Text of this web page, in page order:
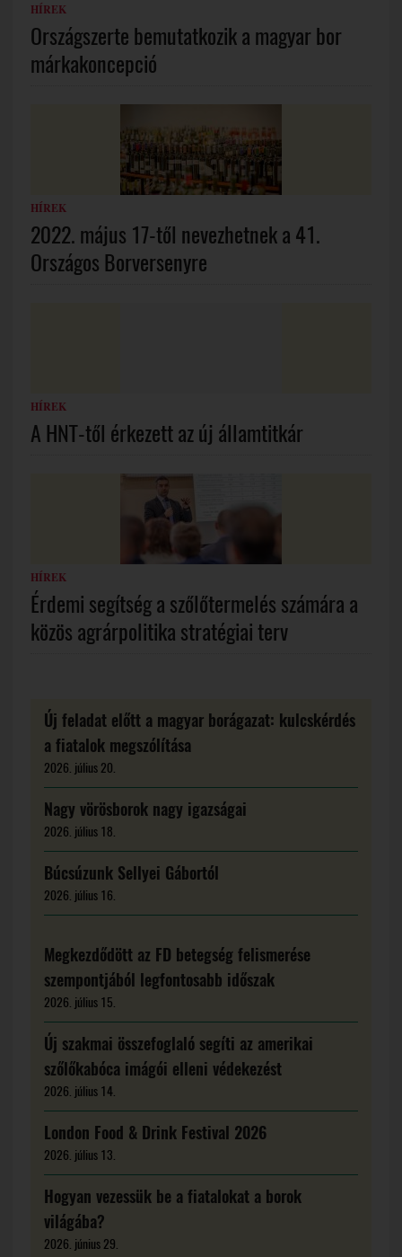
HÍREK
Országszerte bemutatkozik a magyar bor
márkakoncepció
HÍREK
2022. május 17-től nevezhetnek a 41.
Országos Borversenyre
HÍREK
A HNT-től érkezett az új államtitkár
HÍREK
Érdemi segítség a szőlőtermelés számára a
közös agrárpolitika stratégiai terv
Új feladat előtt a magyar borágazat: kulcskérdés
a fiatalok megszólítása
2026. július 20.
Nagy vörösborok nagy igazságai
2026. július 18.
Búcsúzunk Sellyei Gábortól
2026. július 16.
Megkezdődött az FD betegség felismerése
szempontjából legfontosabb időszak
2026. július 15.
Új szakmai összefoglaló segíti az amerikai
szőlőkabóca imágói elleni védekezést
2026. július 14.
London Food & Drink Festival 2026
2026. július 13.
Hogyan vezessük be a fiatalokat a borok
világába?
2026. június 29.